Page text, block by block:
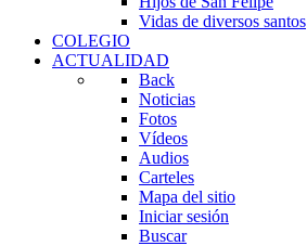
Vidas de diversos santos
COLEGIO
ACTUALIDAD
Back
Noticias
Fotos
Vídeos
Audios
Carteles
Mapa del sitio
Iniciar sesión
Buscar